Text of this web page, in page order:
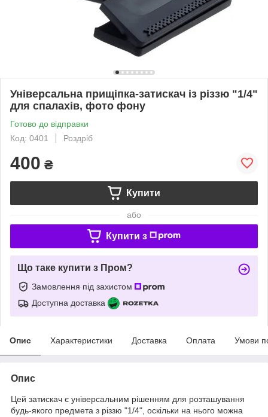
Універсальна прищіпка-затискач із різзю "1/4"
для спалахів, фото фону
Готово до відправки
Код: 0401
Роздріб
400 ₴
Купити
або
Купити з
Що таке купити з Пром?
Замовлення під захистом
Доступна доставка
Опис Характеристики Доставка Оплата Умови
Опис
Цей затискач є універсальним рішенням для розташування
будь-якого предмета з різзю "1/4", оскільки на нього можна